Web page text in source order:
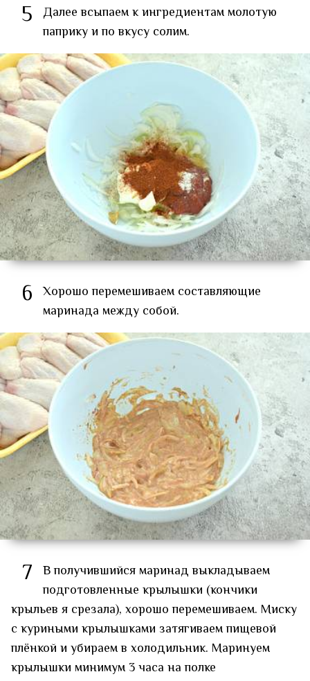
5
Далее всыпаем к ингредиентам молотую
паприку и по вкусу солим.
6 Хорошо перемешиваем составляющие
маринада между собой.
7 В получившийся маринад выкладываем
подготовленные крылышки (кончики
крыльев я срезала), хорошо перемешиваем. Миску
с куриными крылышками затягиваем пищевой
плёнкой и убираем в холодильник. Маринуем
крылышки минимум 3 часа на полке